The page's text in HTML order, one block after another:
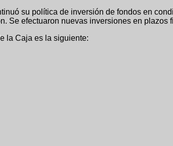
de inversión de fondos en
Se efectuaron nuevas inversiones en
la Caja es la siguiente: